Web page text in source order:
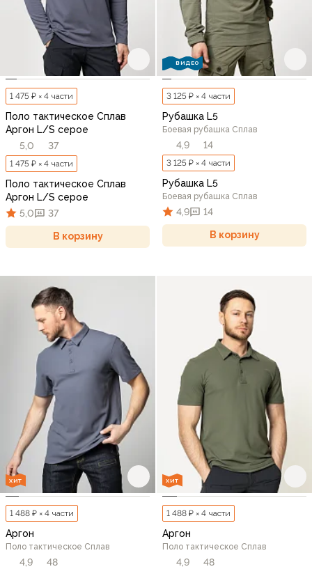
1 475 ₽ × 4 части
Поло тактическое Сплав
Аргон L/S серое
5,0
37
1 475 ₽ × 4 части
Поло тактическое Сплав
Аргон L/S серое
5,0
37
В корзину
ВИДЕО
3 125 ₽ × 4 части
Рубашка L5
Боевая рубашка Сплав
4,9 14
3 125 ₽ × 4 части
Рубашка L5
Боевая рубашка Сплав
4,9 14
В корзину
ХИТ
1 488 ₽ × 4 части
Аргон
Поло тактическое Сплав
4,9 48
ХИТ
1 488 ₽ × 4 части
Аргон
Поло тактическое Сплав
4,9 48